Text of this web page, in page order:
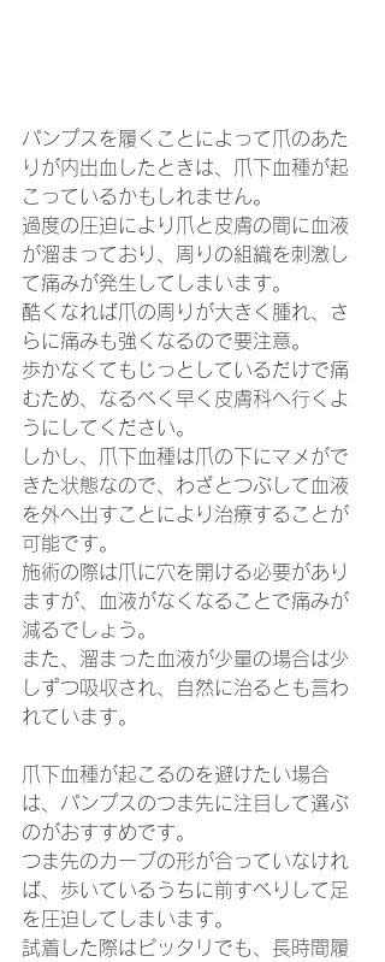
パンプスを履くことによって爪のあた
りが内出血したときは、爪下血種が起
こっているかもしれません。
過度の圧迫により爪と皮膚の間に血液
が溜まっており、周りの組織を刺激し
て痛みが発生してしまいます。
酷くなれば爪の周りが大きく腫れ、さ
らに痛みも強くなるので要注意。
歩かなくてもじっとしているだけで痛
むため、なるべく早く皮膚科へ行くよ
うにしてください。
しかし、爪下血種は爪の下にマメがで
きた状態なので、わざとつぶして血液
を外へ出すことにより治療することが
可能です。
施術の際は爪に穴を開ける必要があり
ますが、血液がなくなることで痛みが
減るでしょう。
また、溜まった血液が少量の場合は少
しずつ吸収され、自然に治るとも言わ
れています。
爪下血種が起こるのを避けたい場合
は、パンプスのつま先に注目して選ぶ
のがおすすめです。
つま先のカーブの形が合っていなけれ
ば、歩いているうちに前すべりして足
を圧迫してしまいます。
試着した際はピッタリでも、長時間履